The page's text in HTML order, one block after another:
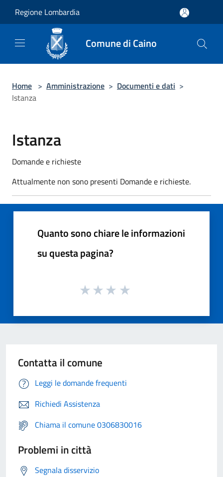
Regione Lombardia
Comune di Caino
Home > Amministrazione > Documenti e dati >
Istanza
Istanza
Domande e richieste
Attualmente non sono presenti Domande e richieste.
Quanto sono chiare le informazioni
su questa pagina?
Contatta il comune
Leggi le domande frequenti
Richiedi Assistenza
Chiama il comune 0306830016
Problemi in città
Segnala disservizio